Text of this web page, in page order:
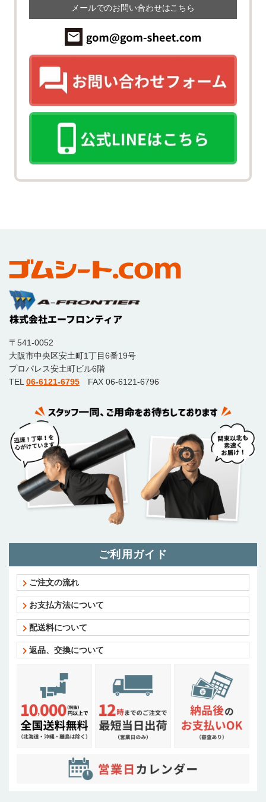
メールでのお問い合わせはこちら
〒541-0052
大阪市中央区安土町1丁目6番19号
プロパレス安土町ビル6階
TEL 06-6121-6795 FAX 06-6121-6796
ご利用ガイド
ご注文の流れ
お支払方法について
配送料について
返品、交換について